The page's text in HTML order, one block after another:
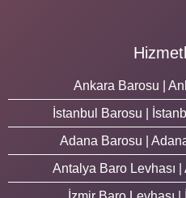
Ankara Barosu |
İstanbul Barosu |
Adana Barosu |
Antalya Baro Levhası